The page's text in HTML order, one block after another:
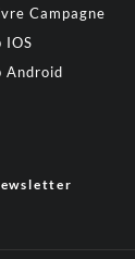
Campagne
IOS
Android